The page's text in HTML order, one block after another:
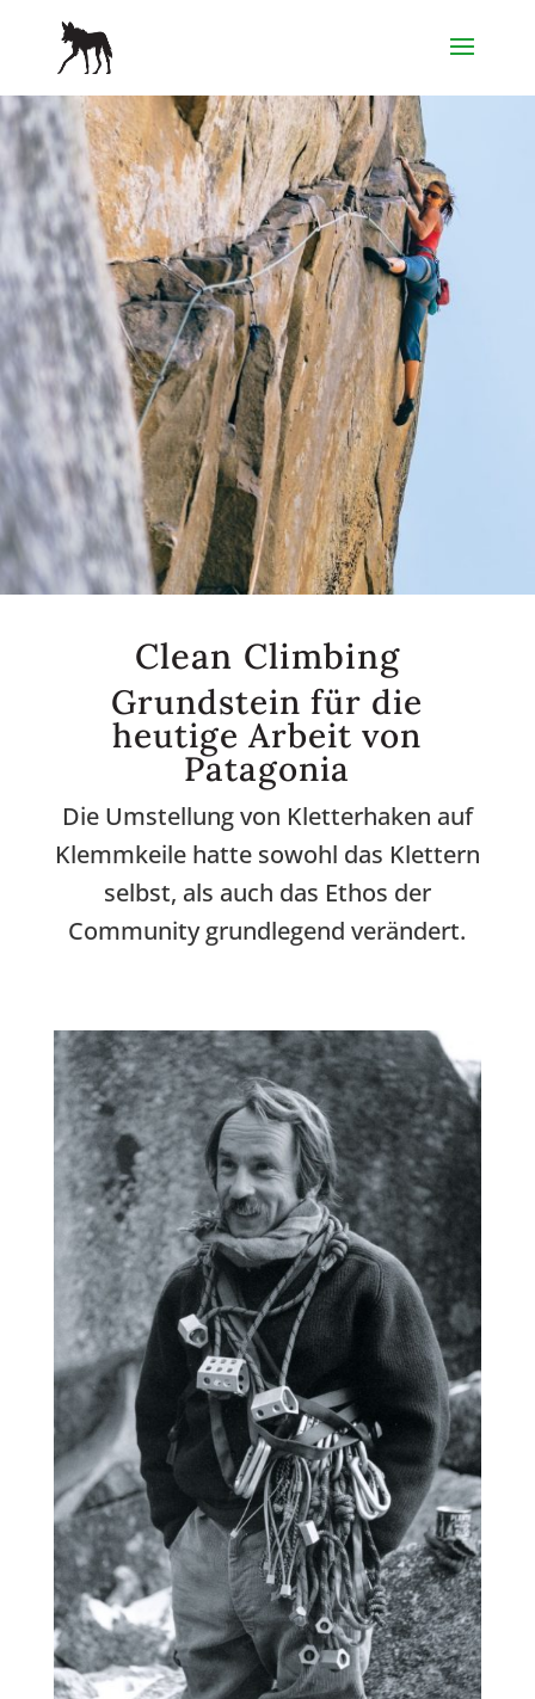
Clean Climbing
Grundstein für die
heutige Arbeit von
Patagonia
Die Umstellung von Kletterhaken auf
Klemmkeile hatte sowohl das Klettern
selbst, als auch das Ethos der
Community grundlegend verändert.